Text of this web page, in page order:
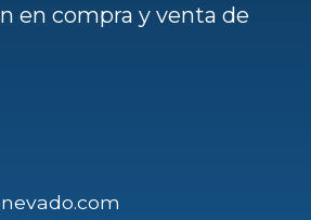
en compra y venta de